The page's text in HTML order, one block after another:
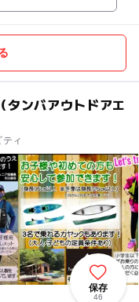
ンバアウトドアエ
ィ
保存
46